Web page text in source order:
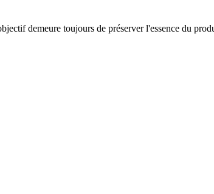
demeure toujours de préserver l'essence du